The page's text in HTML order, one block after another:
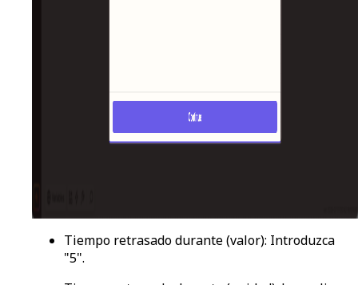
Tiempo retrasado durante (valor): Introduzca
"5".